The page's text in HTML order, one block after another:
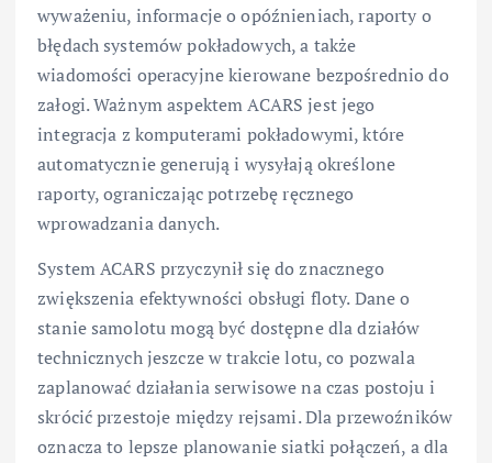
wyważeniu, informacje o opóźnieniach, raporty o
błędach systemów pokładowych, a także
wiadomości operacyjne kierowane bezpośrednio do
załogi. Ważnym aspektem ACARS jest jego
integracja z komputerami pokładowymi, które
automatycznie generują i wysyłają określone
raporty, ograniczając potrzebę ręcznego
wprowadzania danych.
System ACARS przyczynił się do znacznego
zwiększenia efektywności obsługi floty. Dane o
stanie samolotu mogą być dostępne dla działów
technicznych jeszcze w trakcie lotu, co pozwala
zaplanować działania serwisowe na czas postoju i
skrócić przestoje między rejsami. Dla przewoźników
oznacza to lepsze planowanie siatki połączeń, a dla